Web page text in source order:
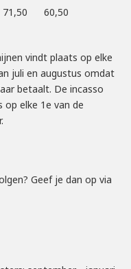
71,50 60,50
vindt plaats op elke
juli en augustus omdat
betaalt. De incasso
elke 1e van de
Geef je dan op via